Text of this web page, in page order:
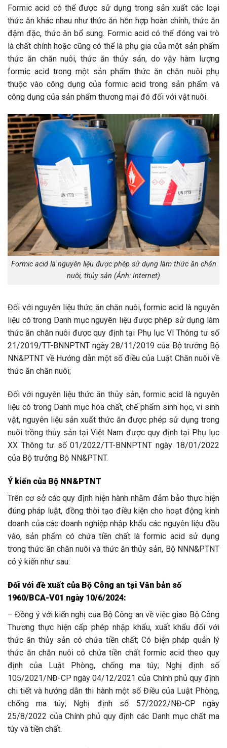
Formic acid có thể được sử dụng trong sản xuất các loại
thức ăn khác nhau như thức ăn hỗn hợp hoàn chỉnh, thức ăn
đậm đặc, thức ăn bổ sung. Formic acid có thể đóng vai trò
là chất chính hoặc cũng có thể là phụ gia của một sản phẩm
thức ăn chăn nuôi, thức ăn thủy sản, do vậy hàm lượng
formic acid trong một sản phẩm thức ăn chăn nuôi phụ
thuộc vào công dụng của formic acid trong sản phẩm và
công dụng của sản phẩm thương mại đó đối với vật nuôi.
Formic acid là nguyên liệu được phép sử dụng làm thức ăn chăn
nuôi, thủy sản (Ảnh: Internet)
Đối với nguyên liệu thức ăn chăn nuôi, formic acid là nguyên
liệu có trong Danh mục nguyên liệu được phép sử dụng làm
thức ăn chăn nuôi được quy định tại Phụ lục VI Thông tư số
21/2019/TT-BNNPTNT ngày 28/11/2019 của Bộ trưởng Bộ
NN&PTNT về Hướng dẫn một số điều của Luật Chăn nuôi về
thức ăn chăn nuôi;
Đối với nguyên liệu thức ăn thủy sản, formic acid là nguyên
liệu có trong Danh mục hóa chất, chế phẩm sinh học, vi sinh
vật, nguyên liệu sản xuất thức ăn được phép sử dụng trong
nuôi trồng thủy sản tại Việt Nam được quy định tại Phụ lục
XX Thông tư số 01/2022/TT-BNNPTNT ngày 18/01/2022
của Bộ trưởng Bộ NN&PTNT.
Ý kiến của Bộ NN&PTNT
Trên cơ sở các quy định hiện hành nhằm đảm bảo thực hiện
đúng pháp luật, đồng thời tạo điều kiện cho hoạt động kinh
doanh của các doanh nghiệp nhập khẩu các nguyên liệu đầu
vào, sản phẩm có chứa tiền chất là formic acid sử dụng
trong thức ăn chăn nuôi và thức ăn thủy sản, Bộ NNN&PTNT
có ý kiến như sau:
Đối với đề xuất của Bộ Công an tại Văn bản số
1960/BCA-V01 ngày 10/6/2024:
– Đồng ý với kiến nghị của Bộ Công an về việc giao Bộ Công
Thương thực hiện cấp phép nhập khẩu, xuất khẩu đối với
thức ăn thủy sản có chứa tiền chất; Có biện pháp quản lý
thức ăn chăn nuôi có chứa tiền chất formic acid theo quy
định của Luật Phòng, chống ma túy; Nghị định số
105/2021/NĐ-CP ngày 04/12/2021 của Chính phủ quy định
chi tiết và hướng dẫn thi hành một số Điều của Luật Phòng,
chống ma túy; Nghị định số 57/2022/NĐ-CP ngày
25/8/2022 của Chính phủ quy định các Danh mục chất ma
túy và tiền chất.